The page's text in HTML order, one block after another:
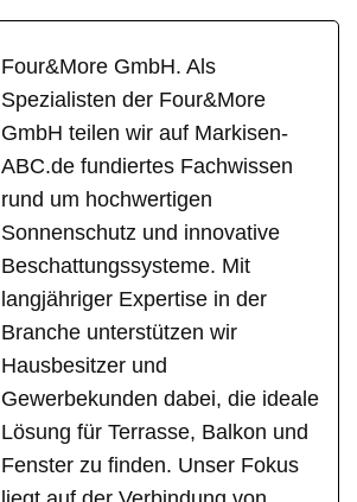
Four&More GmbH. Als
Spezialisten der Four&More
GmbH teilen wir auf Markisen-
ABC.de fundiertes Fachwissen
rund um hochwertigen
Sonnenschutz und innovative
Beschattungssysteme. Mit
langjähriger Expertise in der
Branche unterstützen wir
Hausbesitzer und
Gewerbekunden dabei, die ideale
Lösung für Terrasse, Balkon und
Fenster zu finden. Unser Fokus